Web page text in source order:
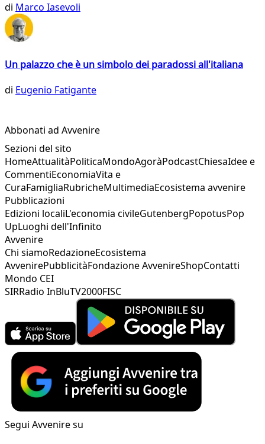
di Marco Iasevoli
Un palazzo che è un simbolo dei paradossi all'italiana
di Eugenio Fatigante
Abbonati ad Avvenire
Sezioni del sito
HomeAttualitàPoliticaMondoAgoràPodcastChiesaIdee e
CommentiEconomiaVita e
CuraFamigliaRubricheMultimediaEcosistema avvenire
Pubblicazioni
Edizioni localiL'economia civileGutenbergPopotusPop
UpLuoghi dell'Infinito
Avvenire
Chi siamoRedazioneEcosistema
AvvenirePubblicitàFondazione AvvenireShopContatti
Mondo CEI
SIRRadio InBluTV2000FISC
Segui Avvenire su